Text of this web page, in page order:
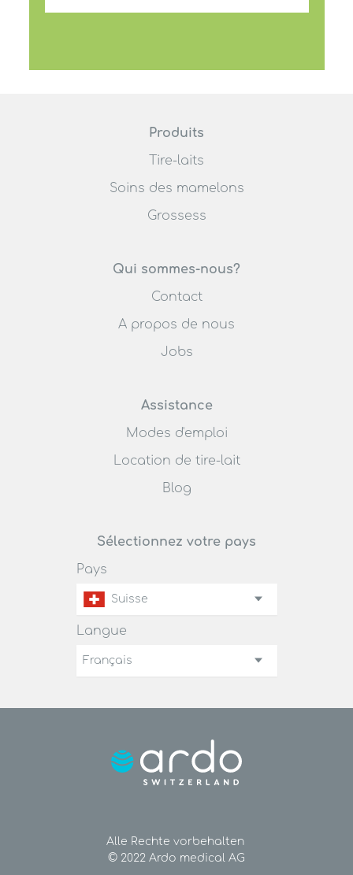
Produits
Tire-laits
Soins des mamelons
Grossess
Qui sommes-nous?
Contact
A propos de nous
Jobs
Assistance
Modes d'emploi
Location de tire-lait
Blog
Sélectionnez votre pays
Pays
Suisse
Langue
Français
Alle Rechte vorbehalten
© 2022 Ardo medical AG